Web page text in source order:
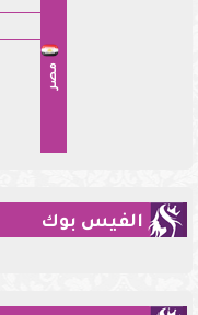
مصر
الفيس بوك